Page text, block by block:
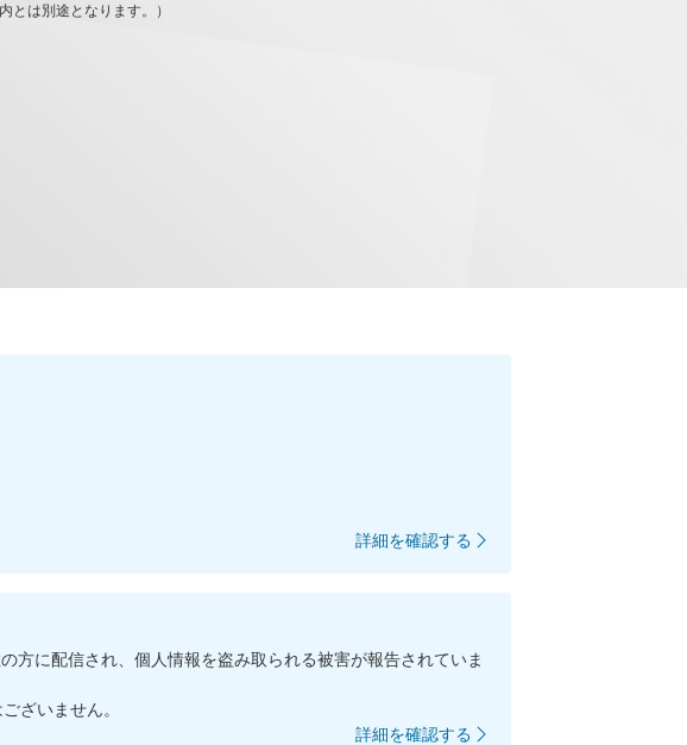
は別途となります。）
詳細を確認する
方に配信され、個人情報を盗み取られる被害が報告されていま
ざいません。
詳細を確認する